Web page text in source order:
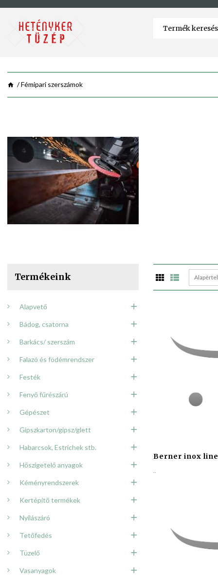
Fémipari szerszámok
Termékeink
Alapvető
Bádog, csatorna
Barkács/ szerszám
Falazó és födémrendszer
Festék
Fenyő fűrészárú
Gépészet
Gipszkarton/gipsz/glett
Habarcsok, Estrichek stb.
Hőszigetelő anyagok
Kéményrendszerek
Kertépítő termékek
Nyílászáró
Tetőfedés
Tüzelő
Vasanyagok
Berner inox line
..